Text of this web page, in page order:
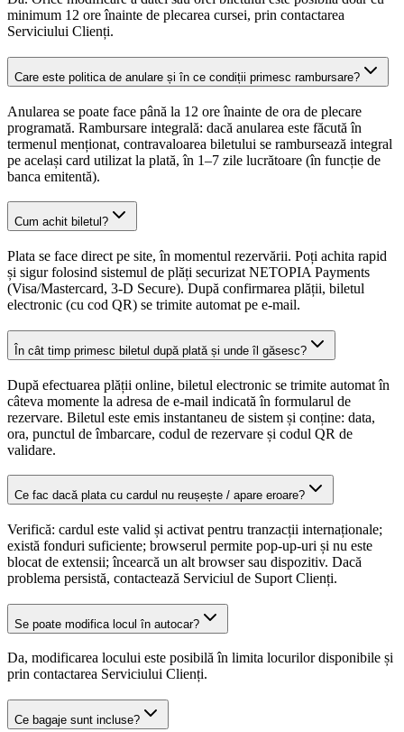
minimum 12 ore înainte de plecarea cursei, prin contactarea
Serviciului Clienți.
Care este politica de anulare și în ce condiții primesc rambursare?
Anularea se poate face până la 12 ore înainte de ora de plecare
programată. Rambursare integrală: dacă anularea este făcută în
termenul menționat, contravaloarea biletului se rambursează integral
pe același card utilizat la plată, în 1–7 zile lucrătoare (în funcție de
banca emitentă).
Cum achit biletul?
Plata se face direct pe site, în momentul rezervării. Poți achita rapid
și sigur folosind sistemul de plăți securizat NETOPIA Payments
(Visa/Mastercard, 3-D Secure). După confirmarea plății, biletul
electronic (cu cod QR) se trimite automat pe e-mail.
În cât timp primesc biletul după plată și unde îl găsesc?
După efectuarea plății online, biletul electronic se trimite automat în
câteva momente la adresa de e-mail indicată în formularul de
rezervare. Biletul este emis instantaneu de sistem și conține: data,
ora, punctul de îmbarcare, codul de rezervare și codul QR de
validare.
Ce fac dacă plata cu cardul nu reușește / apare eroare?
Verifică: cardul este valid și activat pentru tranzacții internaționale;
există fonduri suficiente; browserul permite pop-up-uri și nu este
blocat de extensii; încearcă un alt browser sau dispozitiv. Dacă
problema persistă, contactează Serviciul de Suport Clienți.
Se poate modifica locul în autocar?
Da, modificarea locului este posibilă în limita locurilor disponibile și
prin contactarea Serviciului Clienți.
Ce bagaje sunt incluse?